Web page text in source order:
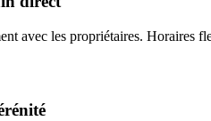
avec les propriétaires. Horaires